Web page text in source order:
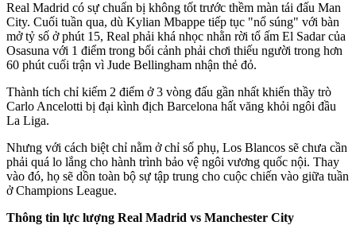
Real Madrid có sự chuẩn bị không tốt trước thềm màn tái đấu Man
City. Cuối tuần qua, dù Kylian Mbappe tiếp tục "nổ súng" với bàn
mở tỷ số ở phút 15, Real phải khá nhọc nhằn rời tổ ấm El Sadar của
Osasuna với 1 điểm trong bối cảnh phải chơi thiếu người trong hơn
60 phút cuối trận vì Jude Bellingham nhận thẻ đỏ.
Thành tích chỉ kiếm 2 điểm ở 3 vòng đấu gần nhất khiến thầy trò
Carlo Ancelotti bị đại kình địch Barcelona hất văng khỏi ngôi đầu
La Liga.
Nhưng với cách biệt chỉ nằm ở chỉ số phụ, Los Blancos sẽ chưa cần
phải quá lo lắng cho hành trình bảo vệ ngôi vương quốc nội. Thay
vào đó, họ sẽ dồn toàn bộ sự tập trung cho cuộc chiến vào giữa tuần
ở Champions League.
Thông tin lực lượng Real Madrid vs Manchester City